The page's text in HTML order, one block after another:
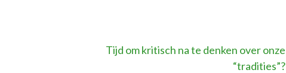
Tijd om kritisch na te denken over onze
“tradities”?